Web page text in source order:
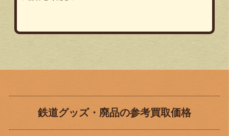
鉄道グッズ・廃品の参考買取価格